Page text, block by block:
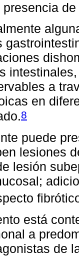
a
en
8
puede
lesiones
lesión
está
a
de